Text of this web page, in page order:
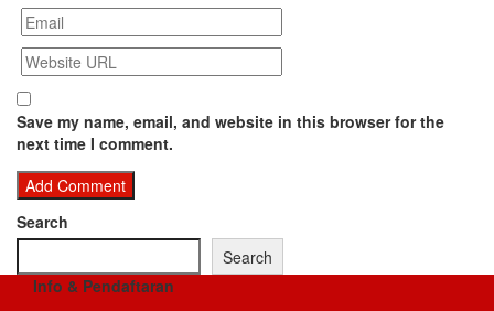
Save my name, email, and website in this browser for the
next time I comment.
Search
Search
Info & Pendaftaran